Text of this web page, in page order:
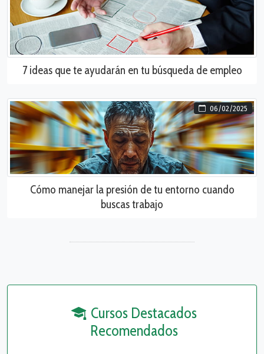
7 ideas que te ayudarán en tu búsqueda de empleo
06/02/2025
Cómo manejar la presión de tu entorno cuando
buscas trabajo
Cursos Destacados
Recomendados